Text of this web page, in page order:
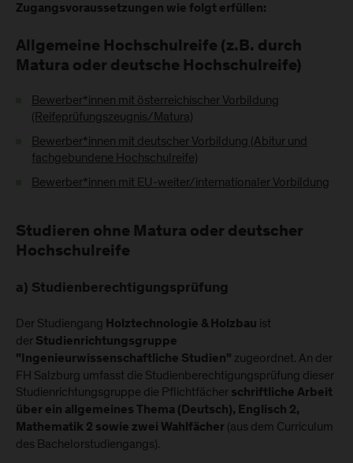
Zugangsvoraussetzungen wie folgt erfüllen:
Allgemeine Hochschulreife (z.B. durch
Matura oder deutsche Hochschulreife)
Bewerber*innen mit österreichischer Vorbildung
(Reifeprüfungszeugnis/Matura)
Bewerber*innen mit deutscher Vorbildung (Abitur und
fachgebundene Hochschulreife)
Bewerber*innen mit EU-weiter/internationaler Vorbildung
Studieren ohne Matura oder deutscher
Hochschulreife
a) Studienberechtigungsprüfung
Der Studiengang Holztechnologie & Holzbau ist
der Studienrichtungsgruppe
"Ingenieurwissenschaftliche Studien" zugeordnet. An der
FH Salzburg umfasst die Studienberechtigungsprüfung dieser
Studienrichtungsgruppe die Pflichtfächer schriftliche Arbeit
über ein allgemeines Thema (Deutsch), Englisch 2,
Mathematik 2 sowie zwei Wahlfächer (aus dem Curriculum
des Bachelorstudiengangs).